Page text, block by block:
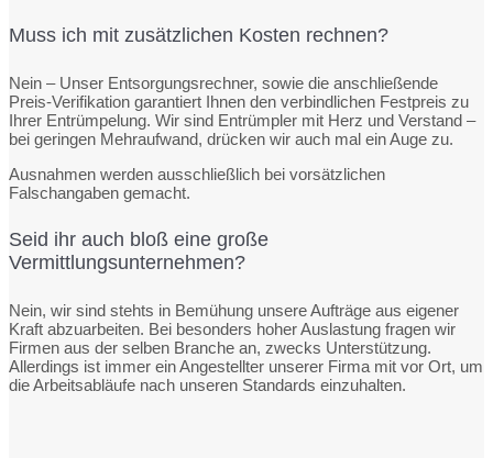
Muss ich mit zusätzlichen Kosten rechnen?
Nein – Unser Entsorgungsrechner, sowie die anschließende
Preis-Verifikation garantiert Ihnen den verbindlichen Festpreis zu
Ihrer Entrümpelung. Wir sind Entrümpler mit Herz und Verstand –
bei geringen Mehraufwand, drücken wir auch mal ein Auge zu.
Ausnahmen werden ausschließlich bei vorsätzlichen
Falschangaben gemacht.
Seid ihr auch bloß eine große
Vermittlungsunternehmen?
Nein, wir sind stehts in Bemühung unsere Aufträge aus eigener
Kraft abzuarbeiten. Bei besonders hoher Auslastung fragen wir
Firmen aus der selben Branche an, zwecks Unterstützung.
Allerdings ist immer ein Angestellter unserer Firma mit vor Ort, um
die Arbeitsabläufe nach unseren Standards einzuhalten.